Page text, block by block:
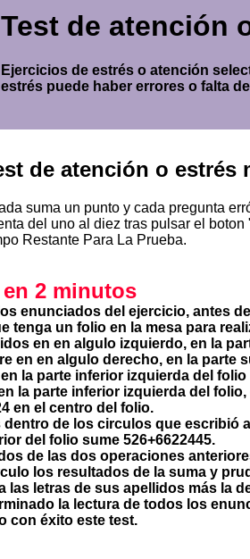
Test de atención
Ejercicios de estrés o atención
estrés puede haber errores o falta
de atención o estrés
suma un punto y cada pregunta
del uno al diez tras pulsar el
Restante Para La Prueba.
2 minutos
enunciados del ejercicio, antes
tenga un folio en la mesa para
en en algulo izquierdo, en la
en en algulo derecho, en la parte
la parte inferior izquierda del folio
la parte inferior izquierda del
en el centro del folio.
de los circulos que escribió
del folio sume 526+6622445.
de las dos operaciones
los resultados de la suma y
las letras de sus apellidos más la
la lectura de todos los
con éxito este test.